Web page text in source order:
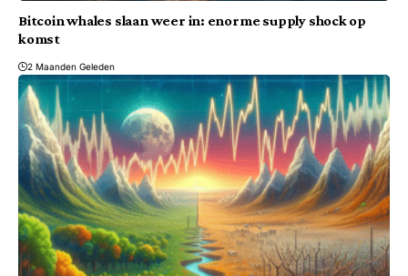
Bitcoin whales slaan weer in: enorme supply shock op
komst
2 Maanden Geleden